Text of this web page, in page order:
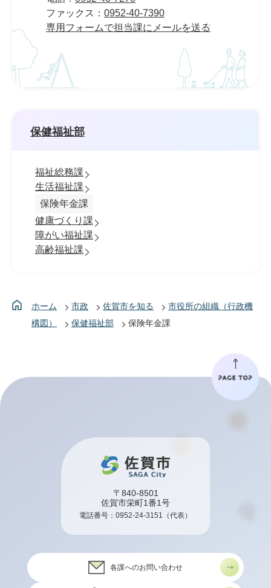
ファックス： 0952-40-7390
専用フォームで担当課にメールを送る
保健福祉部
福祉総務課
生活福祉課
保険年金課
健康づくり課
障がい福祉課
高齢福祉課
ホーム 市政 佐賀市を知る
市役所の組織（行政機
構図）
保健福祉部 保険年金課
〒840-8501
佐賀市栄町1番1号
電話番号： 0952-24-3151 （代表）
各課へのお問い合わせ